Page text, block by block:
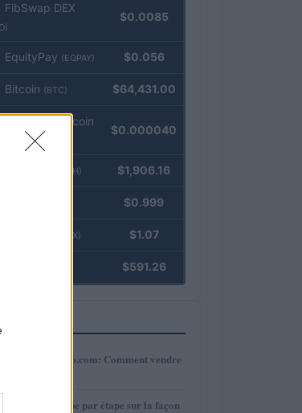
FibSwap DEX
$0.0085
EquityPay (EQPAY) $0.056
Bitcoin (BTC) $64,431.00
VNST Stablecoin
$0.000040
(ETH) $1,906.16
$0.999
(USDEX) $1.07
$591.26
sur Crypto.com: Comment vendre
par étape
eToro: Guide étape par étape sur la façon